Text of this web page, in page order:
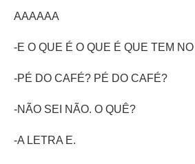
AAAAAA
-E O QUE É O QUE É QUE TEM
-PÉ DO CAFÉ? PÉ DO CAFÉ?
-NÃO SEI NÃO. O QUÊ?
-A LETRA E.